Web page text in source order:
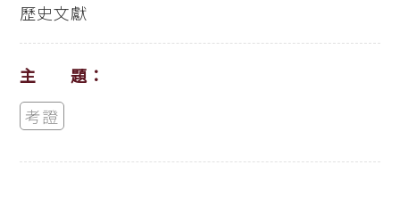
歷史文獻
主 題：
考證